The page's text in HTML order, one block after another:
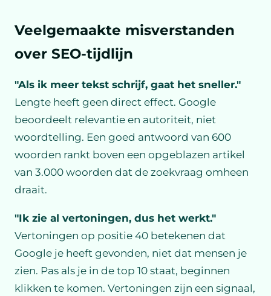
Veelgemaakte misverstanden
over SEO-tijdlijn
"Als ik meer tekst schrijf, gaat het sneller."
Lengte heeft geen direct effect. Google
beoordeelt relevantie en autoriteit, niet
woordtelling. Een goed antwoord van 600
woorden rankt boven een opgeblazen artikel
van 3.000 woorden dat de zoekvraag omheen
draait.
"Ik zie al vertoningen, dus het werkt."
Vertoningen op positie 40 betekenen dat
Google je heeft gevonden, niet dat mensen je
zien. Pas als je in de top 10 staat, beginnen
klikken te komen. Vertoningen zijn een signaal,